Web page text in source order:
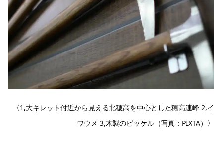
〈1,大キレット付近から見える北穂高を中心とした穂高連峰 2,イ
ワウメ 3,木製のピッケル（写真：PIXTA）〉